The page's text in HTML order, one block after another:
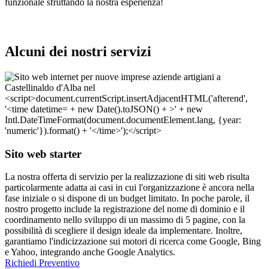
funzionale sfruttando la nostra esperienza!
Alcuni dei nostri servizi
Sito web starter
La nostra offerta di servizio per la realizzazione di siti web risulta
particolarmente adatta ai casi in cui l'organizzazione è ancora nella
fase iniziale o si dispone di un budget limitato. In poche parole, il
nostro progetto include la registrazione del nome di dominio e il
coordinamento nello sviluppo di un massimo di 5 pagine, con la
possibilità di scegliere il design ideale da implementare. Inoltre,
garantiamo l'indicizzazione sui motori di ricerca come Google, Bing
e Yahoo, integrando anche Google Analytics.
Richiedi Preventivo